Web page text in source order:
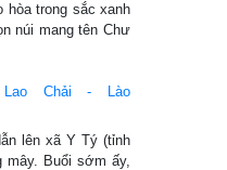
hòa trong sắc xanh
núi mang tên Chư
Chải - Lào
lên xã Y Tý (tỉnh
mây. Buổi sớm ấy,